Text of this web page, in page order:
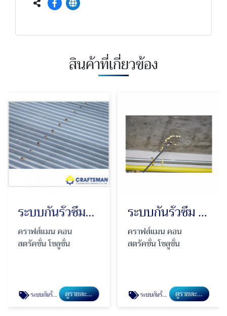
สินค้าที่เกี่ยวข้อง
ระบบกันรั่วซึมหลังคาเมทัลชีท
คราฟส์แมน คอน
สตรัคชั่น โซลูชั่น
ระบบกันรั่วซึมหลังคาเมทัลชีท ดูรายละเอียด
ระบบกันรั่วซึม PU Injection
คราฟส์แมน คอน
สตรัคชั่น โซลูชั่น
ระบบกันรั่วซึม PU Injection ดูรายละเอียด